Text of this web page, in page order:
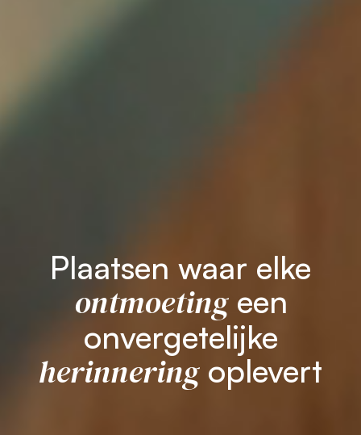
Plaatsen waar elke
ontmoetingeen
onvergetelijke
herinneringoplevert